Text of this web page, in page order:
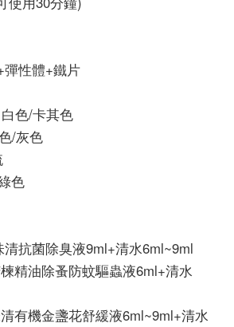
彈性體+鐵片
色/卡其色
/灰色
色
抗菌除臭液9ml+清水6ml~9ml
精油除蚤防蚊驅蟲液6ml+清水
有機金盞花舒緩液6ml~9ml+清水